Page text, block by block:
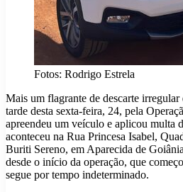
Fotos: Rodrigo Estrela
Mais um flagrante de descarte
tarde desta sexta-feira, 24, pela
apreendeu um veículo e aplicou multa
aconteceu na Rua Princesa Isabel,
Buriti Sereno, em Aparecida de
desde o início da operação, que
segue por tempo indeterminado.